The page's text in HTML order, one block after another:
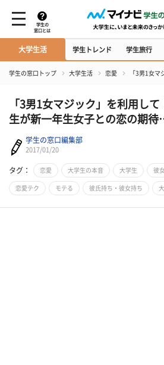
学生の
窓口とは
大学生活 学生トレンド 学生旅行
学生の窓口トップ 大学生活 恋愛 「3男1女
「3男1女マジック」を利用し
生が新一年生女子との恋の期
学生の窓口編集部
2017/01/20
タグ： 恋愛 大学生の本音 大学生 彼女
恋愛テク モテる 彼氏持ち・彼女持ち